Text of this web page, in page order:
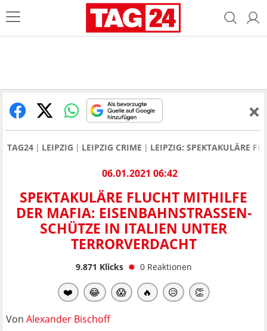
TAG24 LEIPZIG LEIPZIG CRIME LEIPZIG: SPEKTAKULÄRE
06.01.2021 06:42
SPEKTAKULÄRE FLUCHT MITHILFE
DER MAFIA: EISENBAHNSTRASSEN-S
CHÜTZE IN ITALIEN UNTER T
ERRORVERDACHT
9.871 Klicks 0 Reaktionen
❤️ 😂 😱 🔥 😥 👏
Von Alexander Bischoff